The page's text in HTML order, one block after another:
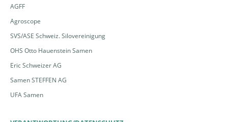
AGFF
Agroscope
SVS/ASE Schweiz. Silovereinigung
OHS Otto Hauenstein Samen
Eric Schweizer AG
Samen STEFFEN AG
UFA Samen